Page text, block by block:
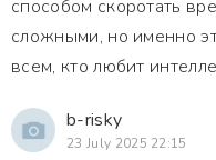
способом скоротать
сложными, но именно
всем, кто любит
b-risky
23 July 2025 22:15